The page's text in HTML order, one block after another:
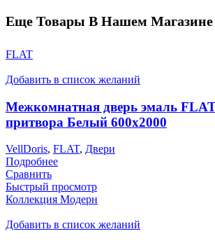
Еще Товары В Нашем Магазине
FLAT
Добавить в список желаний
Межкомнатная дверь эмаль FLAT
притвора Белый 600х2000
VellDoris, FLAT, Двери
Подробнее
Сравнить
Быстрый просмотр
Коллекция Модерн
Добавить в список желаний